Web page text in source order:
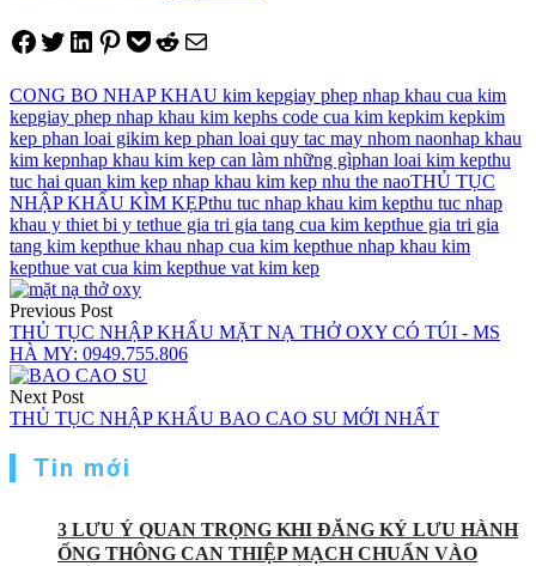
Share on Facebook
Tweet on Twitter
Share on LinkedIn
Pin on Pinterest
Save to pocket
Share on Reddit
Share via Email
CONG BO NHAP KHAU kim kepgiay phep nhap khau cua kim
kepgiay phep nhap khau kim kephs code cua kim kepkim kepkim
kep phan loai gikim kep phan loai quy tac may nhom naonhap khau
kim kepnhap khau kim kep can làm những gìphan loai kim kepthu
tuc hai quan kim kep nhap khau kim kep nhu the naoTHỦ TỤC
NHẬP KHẨU KÌM KẸPthu tuc nhap khau kim kepthu tuc nhap
khau y thiet bi y tethue gia tri gia tang cua kim kepthue gia tri gia
tang kim kepthue khau nhap cua kim kepthue nhap khau kim
kepthue vat cua kim kepthue vat kim kep
Điều
hướng
bài
viết
Previous Post
THỦ TỤC NHẬP KHẨU MẶT NẠ THỞ OXY CÓ TÚI - MS
HÀ MY: 0949.755.806
Next Post
THỦ TỤC NHẬP KHẨU BAO CAO SU MỚI NHẤT
Tin mới
3 LƯU Ý QUAN TRỌNG KHI ĐĂNG KÝ LƯU HÀNH
ỐNG THÔNG CAN THIỆP MẠCH CHUẨN VÀO